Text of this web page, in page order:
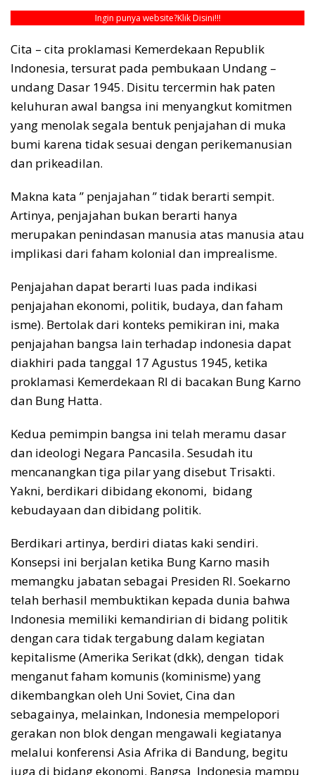
Ingin punya website?Klik Disini!!!
Cita – cita proklamasi Kemerdekaan Republik
Indonesia, tersurat pada pembukaan Undang –
undang Dasar 1945. Disitu tercermin hak paten
keluhuran awal bangsa ini menyangkut komitmen
yang menolak segala bentuk penjajahan di muka
bumi karena tidak sesuai dengan perikemanusian
dan prikeadilan.
Makna kata ” penjajahan ” tidak berarti sempit.
Artinya, penjajahan bukan berarti hanya
merupakan penindasan manusia atas manusia atau
implikasi dari faham kolonial dan imprealisme.
Penjajahan dapat berarti luas pada indikasi
penjajahan ekonomi, politik, budaya, dan faham
isme). Bertolak dari konteks pemikiran ini, maka
penjajahan bangsa lain terhadap indonesia dapat
diakhiri pada tanggal 17 Agustus 1945, ketika
proklamasi Kemerdekaan RI di bacakan Bung Karno
dan Bung Hatta.
Kedua pemimpin bangsa ini telah meramu dasar
dan ideologi Negara Pancasila. Sesudah itu
mencanangkan tiga pilar yang disebut Trisakti.
Yakni, berdikari dibidang ekonomi, bidang
kebudayaan dan dibidang politik.
Berdikari artinya, berdiri diatas kaki sendiri.
Konsepsi ini berjalan ketika Bung Karno masih
memangku jabatan sebagai Presiden RI. Soekarno
telah berhasil membuktikan kepada dunia bahwa
Indonesia memiliki kemandirian di bidang politik
dengan cara tidak tergabung dalam kegiatan
kepitalisme (Amerika Serikat (dkk), dengan tidak
menganut faham komunis (kominisme) yang
dikembangkan oleh Uni Soviet, Cina dan
sebagainya, melainkan, Indonesia mempelopori
gerakan non blok dengan mengawali kegiatanya
melalui konferensi Asia Afrika di Bandung, begitu
juga di bidang ekonomi. Bangsa Indonesia mampu